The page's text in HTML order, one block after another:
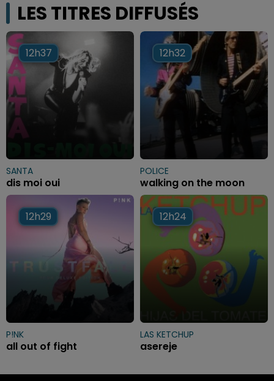
LES TITRES DIFFUSÉS
12h37
12h37
SANTA
dis moi oui
12h32
12h32
POLICE
walking on the moon
12h29
12h29
P!NK
all out of fight
12h24
12h24
LAS KETCHUP
asereje